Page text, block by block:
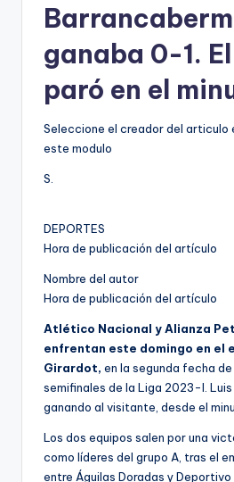
ganaba 0-1.
paró en el
Seleccione el creador del articulo
este modulo
S.
DEPORTES
Hora de publicación del artículo
Nombre del autor
Hora de publicación del artículo
Atlético Nacional y Alianza
enfrentan este domingo en el
Girardot, en la segunda fecha
semifinales de la Liga 2023-I.
ganando al visitante, desde el
Los dos equipos salen por una
como líderes del grupo A, tras el
entre Águilas Doradas y